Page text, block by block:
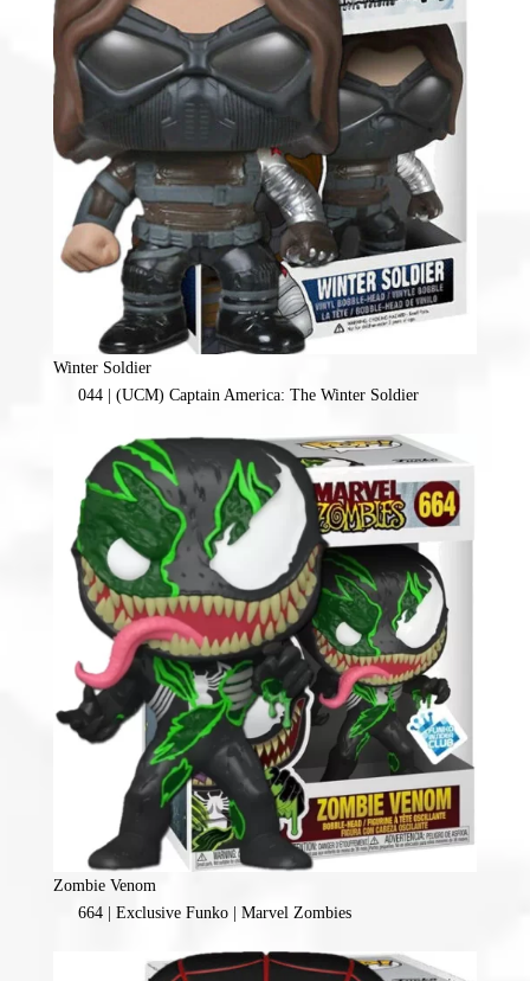
Winter Soldier
044 | (UCM) Captain America: The Winter Soldier
Zombie Venom
664 | Exclusive Funko | Marvel Zombies